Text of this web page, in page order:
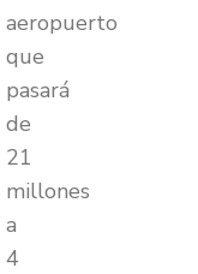
aeropuerto
que
pasará
de
21
millones
a
4